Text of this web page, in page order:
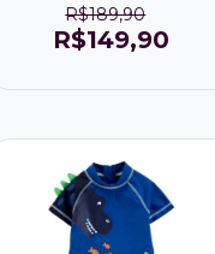
PROTEÇÃO FPS 50+
R$189,90
R$149,90